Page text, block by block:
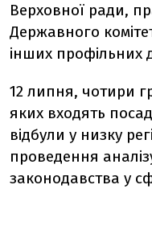
Верховної ради,
Державного
інших профільних
12 липня, чотири
яких входять
відбули у низку
проведення
законодавства у